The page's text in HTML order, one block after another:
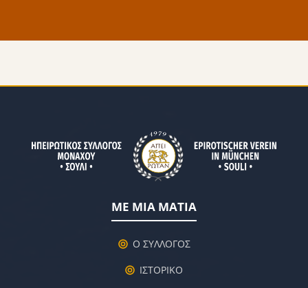
ΜΕ ΜΙΑ ΜΑΤΙΑ
Ο ΣΥΛΛΟΓΟΣ
ΙΣΤΟΡΙΚΟ